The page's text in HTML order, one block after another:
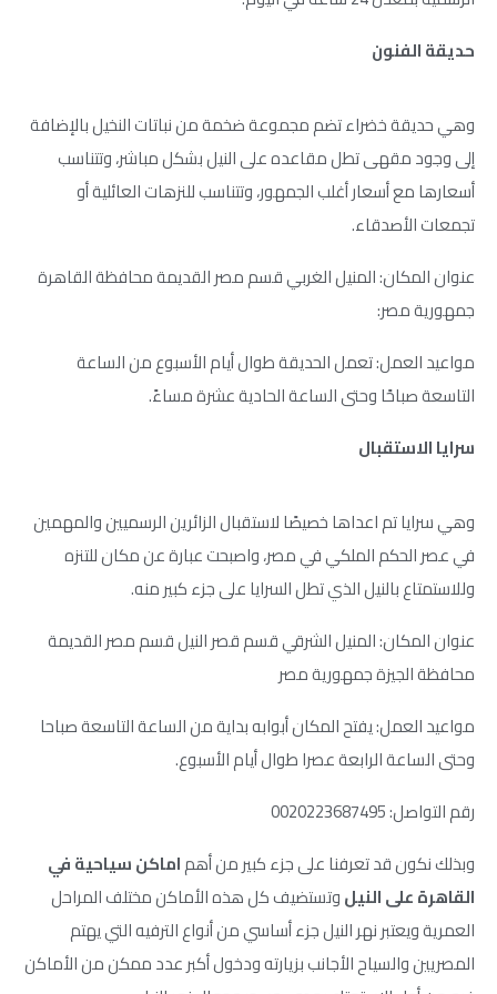
حديقة الفنون
وهي حديقة خضراء تضم مجموعة ضخمة من نباتات النخيل بالإضافة
إلى وجود مقهى تطل مقاعده على النيل بشكل مباشر، وتتناسب
أسعارها مع أسعار أغلب الجمهور، وتتناسب للنزهات العائلية أو
تجمعات الأصدقاء.
عنوان المكان: المنيل الغربي قسم مصر القديمة محافظة القاهرة
جمهورية مصر:
مواعيد العمل: تعمل الحديقة طوال أيام الأسبوع من الساعة
التاسعة صباحًا وحتى الساعة الحادية عشرة مساءً.
سرايا الاستقبال
وهي سرايا تم اعداها خصيصًا لاستقبال الزائرين الرسميين والمهمين
في عصر الحكم الملكي في مصر، واصبحت عبارة عن مكان للتنزه
وللاستمتاع بالنيل الذي تطل السرايا على جزء كبير منه.
عنوان المكان: المنيل الشرقي قسم قصر النيل قسم مصر القديمة
محافظة الجيزة جمهورية مصر
مواعيد العمل: يفتح المكان أبوابه بداية من الساعة التاسعة صباحا
وحتى الساعة الرابعة عصرا طوال أيام الأسبوع.
رقم التواصل: 0020223687495
وبذلك نكون قد تعرفنا على جزء كبير من أهماماكن سياحية في
القاهرة على النيلوتستضيف كل هذه الأماكن مختلف المراحل
العمرية ويعتبر نهر النيل جزء أساسي من أنواع الترفيه التي يهتم
المصريين والسياح الأجانب بزيارته ودخول أكبر عدد ممكن من الأماكن